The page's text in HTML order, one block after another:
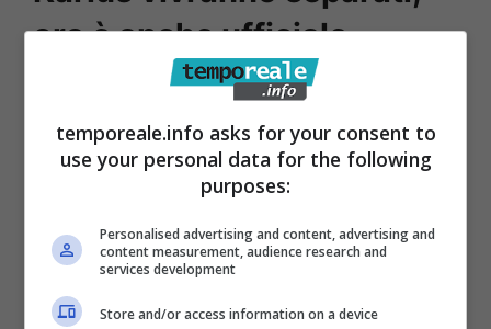
ora è anche ufficiale
Nell’estate del 2024, quindi,Karius
senza squadra e ha vissuto conDiletta Leotta
a Milano. Ma le cose stanno per cambiare.
Già, perché è notizia delle ultime ore che il
portiere tedesco è stato ingaggiato dallo
Schalke 04, firmando un contratto fino al
termine della stagione. Dunque, Karius andrà
temporeale.info asks for your consent to
use your personal data for the following
purposes:
Personalised advertising and content, advertising and
content measurement, audience research and
services development
Store and/or access information on a device